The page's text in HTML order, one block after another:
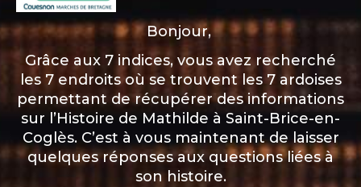
Bonjour,
Grâce aux 7 indices, vous avez recherché
les 7 endroits où se trouvent les 7 ardoises
permettant de récupérer des informations
sur l’Histoire de Mathilde à Saint-Brice-en-
Coglès. C’est à vous maintenant de laisser
quelques réponses aux questions liées à
son histoire.